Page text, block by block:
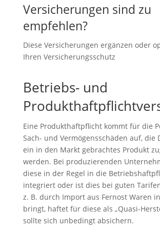
Versicherungen sind zu
empfehlen?
Diese Versicherungen ergänzen oder
Ihren Versicherungsschutz
Betriebs- und
Eine Produkthaftpflicht kommt für die
Sach- und Vermögensschäden auf, die
ein in den Markt gebrachtes Produkt
werden. Bei produzierenden
diese in der Regel in die
integriert oder ist dies bei guten
z. B. durch Import aus Fernost Waren
bringt, haftet für diese als „Quasi-
sollte sich unbedingt absichern.